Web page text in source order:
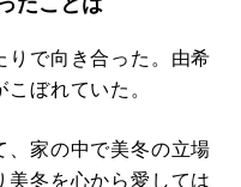
で向き合った。由希
ぼれていた。
、家の中で美冬の立場
美冬を心から愛しては